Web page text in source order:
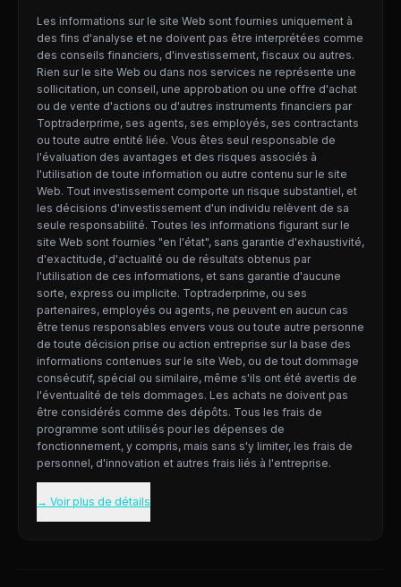
Les informations sur le site Web sont fournies uniquement à
des fins d'analyse et ne doivent pas être interprétées comme
des conseils financiers, d'investissement, fiscaux ou autres.
Rien sur le site Web ou dans nos services ne représente une
sollicitation, un conseil, une approbation ou une offre d'achat
ou de vente d'actions ou d'autres instruments financiers par
Toptraderprime, ses agents, ses employés, ses contractants
ou toute autre entité liée. Vous êtes seul responsable de
l'évaluation des avantages et des risques associés à
l'utilisation de toute information ou autre contenu sur le site
Web. Tout investissement comporte un risque substantiel, et
les décisions d'investissement d'un individu relèvent de sa
seule responsabilité. Toutes les informations figurant sur le
site Web sont fournies "en l'état", sans garantie d'exhaustivité,
d'exactitude, d'actualité ou de résultats obtenus par
l'utilisation de ces informations, et sans garantie d'aucune
sorte, express ou implicite. Toptraderprime, ou ses
partenaires, employés ou agents, ne peuvent en aucun cas
être tenus responsables envers vous ou toute autre personne
de toute décision prise ou action entreprise sur la base des
informations contenues sur le site Web, ou de tout dommage
consécutif, spécial ou similaire, même s'ils ont été avertis de
l'éventualité de tels dommages. Les achats ne doivent pas
être considérés comme des dépôts. Tous les frais de
programme sont utilisés pour les dépenses de
fonctionnement, y compris, mais sans s'y limiter, les frais de
personnel, d'innovation et autres frais liés à l'entreprise.
→ Voir plus de détails